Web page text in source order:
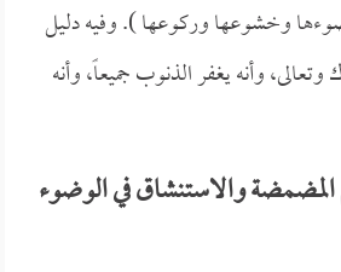
وخشوعها وركوعها ). وفيه دليل
وأنه يغفر الذنوب جميعاً، وأنه
المضمضة والاستنشاق في الوضوء